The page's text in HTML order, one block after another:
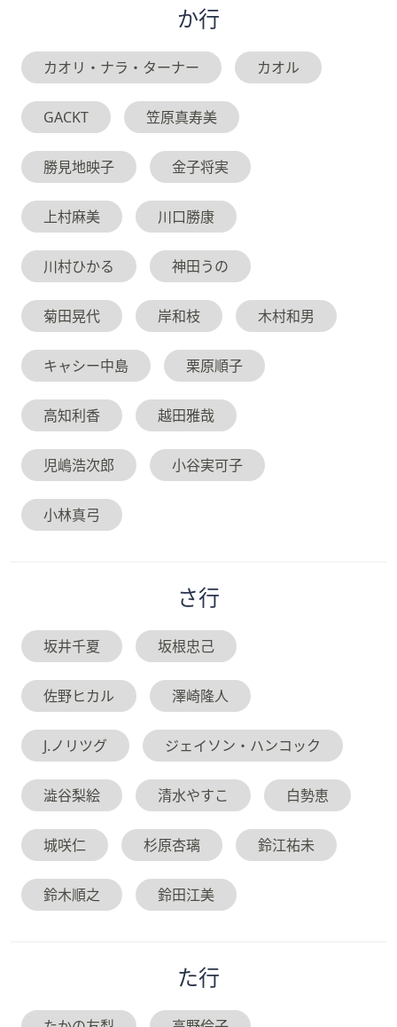
か行
カオリ・ナラ・ターナー カオル
GACKT 笠原真寿美
勝見地映子 金子将実
上村麻美 川口勝康
川村ひかる 神田うの
菊田晃代 岸和枝 木村和男
キャシー中島 栗原順子
高知利香 越田雅哉
児嶋浩次郎 小谷実可子
小林真弓
さ行
坂井千夏 坂根忠己
佐野ヒカル 澤崎隆人
J.ノリツグ ジェイソン・ハンコック
澁谷梨絵 清水やすこ 白勢恵
城咲仁 杉原杏璃 鈴江祐未
鈴木順之 鈴田江美
た行